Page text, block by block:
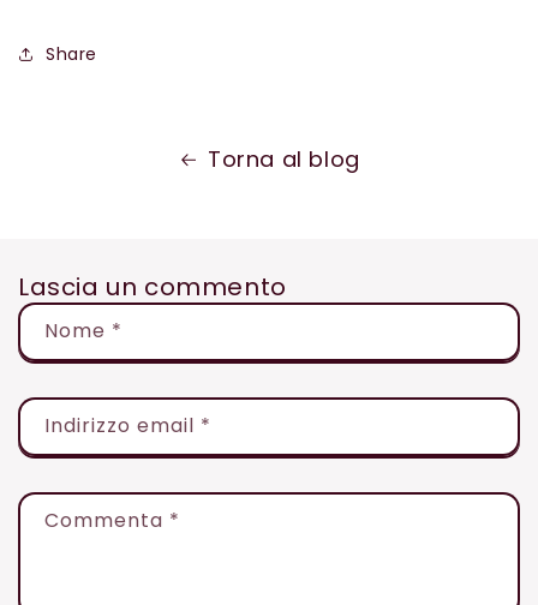
Share
Torna al blog
Lascia un commento
Nome *
Indirizzo email *
Commenta *